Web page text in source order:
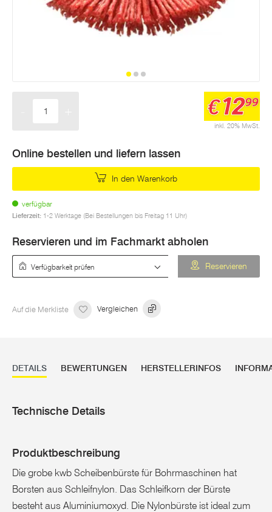
inkl. 20% MwSt.
€1299
Online bestellen und liefern lassen
In den Warenkorb
verfügbar
Lieferzeit: 1-2 Werktage (Bei Bestellungen bis Freitag 11 Uhr)
Reservieren und im Fachmarkt abholen
Reservieren
Auf die Merkliste Vergleichen
DETAILS BEWERTUNGEN HERSTELLERINFOS
Technische Details
Produktbeschreibung
Die grobe kwb Scheibenbürste für Bohrmaschinen hat
Borsten aus Schleifnylon. Das Schleifkorn der Bürste
besteht aus Aluminiumoxyd. Die Nylonbürste ist ideal zum